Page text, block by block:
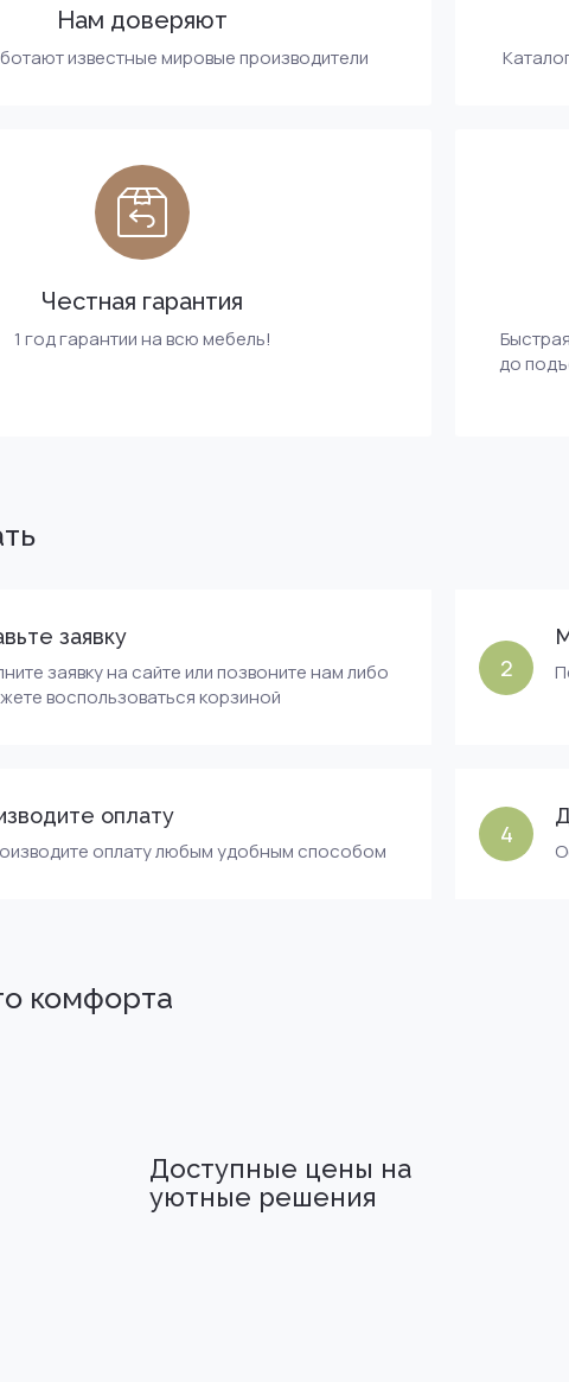
Нам доверяют
известные мировые производители
Честная гарантия
1 год гарантии на всю мебель!
до
заявку
заявку на сайте или позвоните нам либо
воспользоваться корзиной
2
оплату
оплату любым удобным способом
4
комфорта
Доступные цены на
уютные решения